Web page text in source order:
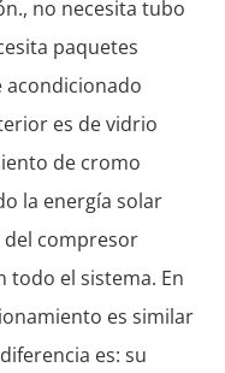
no necesita tubo
paquetes
acondicionado
es de vidrio
de cromo
la energía solar
compresor
todo el sistema. En
es similar
es: su